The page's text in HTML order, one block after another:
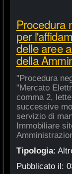
Procedura
per
delle aree
della
"Procedura
"Mercato
comma 2,
successive
servizio di
Immobiliare
Tipologia:
Pubblicato il: